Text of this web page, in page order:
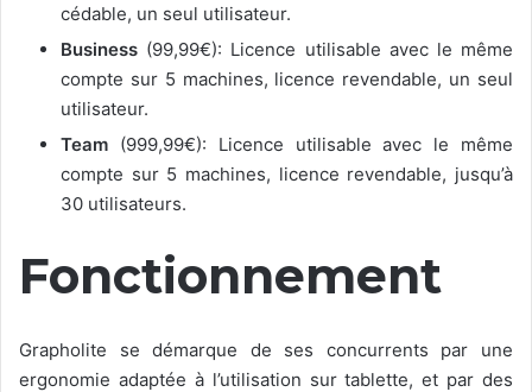
cédable, un seul utilisateur.
Business (99,99€): Licence utilisable avec le même
compte sur 5 machines, licence revendable, un seul
utilisateur.
Team (999,99€): Licence utilisable avec le même
compte sur 5 machines, licence revendable, jusqu’à
30 utilisateurs.
Fonctionnement
Grapholite se démarque de ses concurrents par une
ergonomie adaptée à l’utilisation sur tablette, et par des